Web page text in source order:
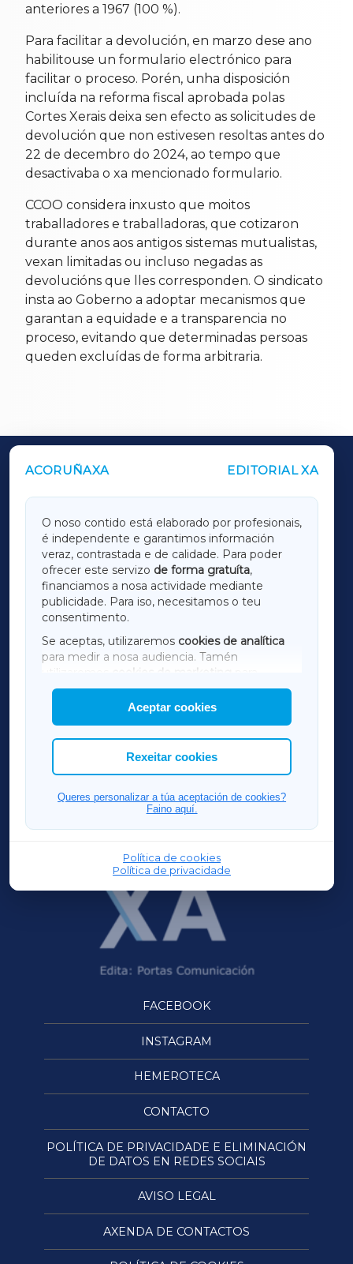
anteriores a 1967 (100 %).
Para facilitar a devolución, en marzo dese ano
habilitouse un formulario electrónico para
facilitar o proceso. Porén, unha disposición
incluída na reforma fiscal aprobada polas
Cortes Xerais deixa sen efecto as solicitudes de
devolución que non estivesen resoltas antes do
22 de decembro do 2024, ao tempo que
desactivaba o xa mencionado formulario.
CCOO considera inxusto que moitos
traballadores e traballadoras, que cotizaron
durante anos aos antigos sistemas mutualistas,
vexan limitadas ou incluso negadas as
devolucións que lles corresponden. O sindicato
insta ao Goberno a adoptar mecanismos que
garantan a equidade e a transparencia no
proceso, evitando que determinadas persoas
queden excluídas de forma arbitraria.
ACORUÑAXA EDITORIAL XA
O noso contido está elaborado por profesionais,
é independente e garantimos información
veraz, contrastada e de calidade. Para poder
ofrecer este servizo de forma gratuíta,
financiamos a nosa actividade mediante
publicidade. Para iso, necesitamos o teu
consentimento.
Se aceptas, utilizaremos cookies de analítica
para medir a nosa audiencia. Tamén
utilizaremos
cookies de marketing
mostrar publicidade de terceiros.
Así mesmo, podes personalizar a elección das
cookies que desexas permitir.
Aceptar cookies
Rexeitar cookies
Queres personalizar a túa aceptación de cookies?
Faino aquí.
Política de cookies
Política de privacidade
OUTROS PERIÓDICOS
LUGOXA
TERRACHAXA
AMARIÑAXA
RIBEIRASACRAXA
ACORUÑAXA
FERROLXA
OURENSEXA
FACEBOOK
INSTAGRAM
HEMEROTECA
CONTACTO
POLÍTICA DE PRIVACIDADE E ELIMINACIÓN
DE DATOS EN REDES SOCIAIS
AVISO LEGAL
AXENDA DE CONTACTOS